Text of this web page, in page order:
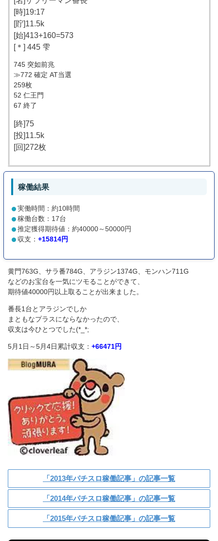
[時]19:17
[貯]11.5k
[始]413+160=573
[＊] 445 雫
745 突如前兆
≫772 確定 AT当選
259枚
52 仁王門
67 終了
[終]75
[投]11.5k
[回]272枚
稼働結果
実働時間：約10時間
稼働台数：17台
推定獲得期待値：約40000～50000円
収支：+15814円
黄門763G、サラ番784G、アラジン1374G、モンハン711G
などのお宝台を一気にツモることができて、
期待値40000円以上取ることが出来ました。
番長1台とアラジンでしか
まともなプラスにならなかったので、
収支は今ひとつでした(*_*;
5月1日～5月4日累計収支：+66471円
「2013年パチスロ稼働記事」の記事一覧
「2014年パチスロ稼働記事」の記事一覧
「2015年パチスロ稼働記事」の記事一覧